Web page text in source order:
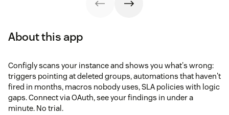
About this app
Configly scans your instance and shows you what's wrong:
triggers pointing at deleted groups, automations that haven't
fired in months, macros nobody uses, SLA policies with logic
gaps. Connect via OAuth, see your findings in under a
minute. No trial.